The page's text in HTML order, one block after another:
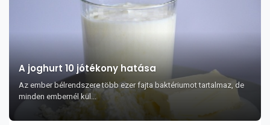
A joghurt 10 jótékony hatása
Az ember bélrendszere több ezer fajta baktériumot tartalmaz, de
minden embernél kül...